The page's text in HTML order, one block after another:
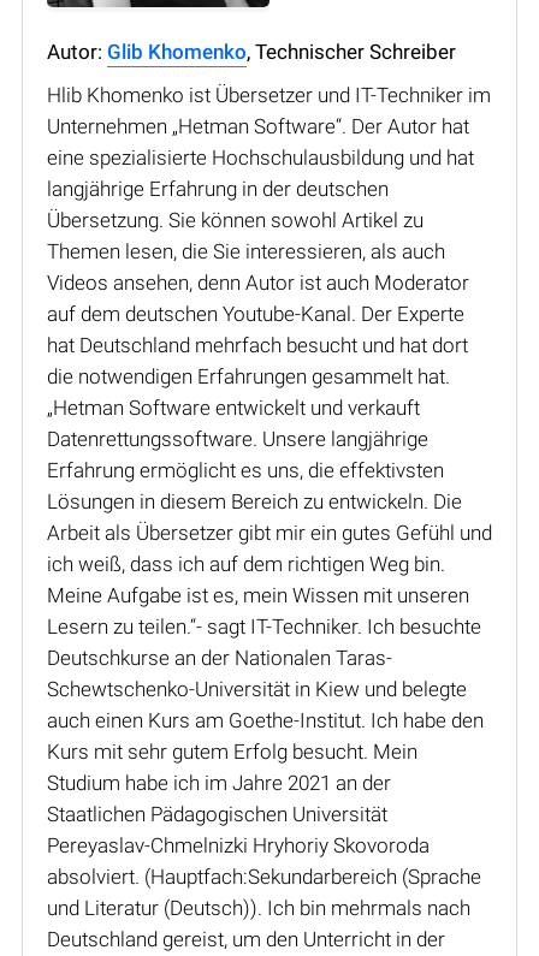
Autor: Glib Khomenko, Technischer Schreiber
Hlib Khomenko ist Übersetzer und IT-Techniker im
Unternehmen „Hetman Software“. Der Autor hat
eine spezialisierte Hochschulausbildung und hat
langjährige Erfahrung in der deutschen
Übersetzung. Sie können sowohl Artikel zu
Themen lesen, die Sie interessieren, als auch
Videos ansehen, denn Autor ist auch Moderator
auf dem deutschen Youtube-Kanal. Der Experte
hat Deutschland mehrfach besucht und hat dort
die notwendigen Erfahrungen gesammelt hat.
„Hetman Software entwickelt und verkauft
Datenrettungssoftware. Unsere langjährige
Erfahrung ermöglicht es uns, die effektivsten
Lösungen in diesem Bereich zu entwickeln. Die
Arbeit als Übersetzer gibt mir ein gutes Gefühl und
ich weiß, dass ich auf dem richtigen Weg bin.
Meine Aufgabe ist es, mein Wissen mit unseren
Lesern zu teilen.“- sagt IT-Techniker. Ich besuchte
Deutschkurse an der Nationalen Taras-
Schewtschenko-Universität in Kiew und belegte
auch einen Kurs am Goethe-Institut. Ich habe den
Kurs mit sehr gutem Erfolg besucht. Mein
Studium habe ich im Jahre 2021 an der
Staatlichen Pädagogischen Universität
Pereyaslav-Chmelnizki Hryhoriy Skovoroda
absolviert. (Hauptfach:Sekundarbereich (Sprache
und Literatur (Deutsch)). Ich bin mehrmals nach
Deutschland gereist, um den Unterricht in der